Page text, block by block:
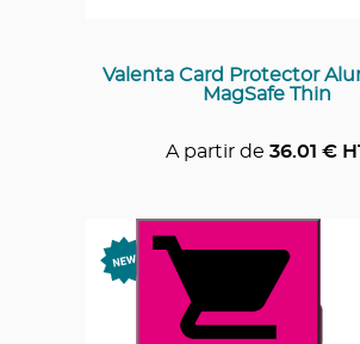
Valenta Card Protector
MagSafe Thin
A partir de 36.01 €